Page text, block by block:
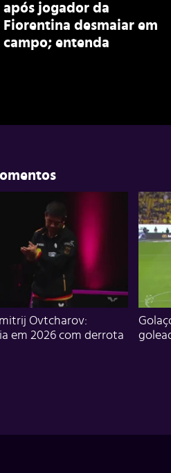
após jogador da
Fiorentina desmaiar em
campo; entenda
Ovtcharov:
em 2026 com derrota